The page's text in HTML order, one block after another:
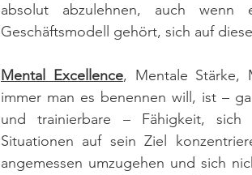
absolut abzulehnen, auch wenn
Geschäftsmodell gehört, sich auf
Mental Excellence, Mentale Stärke,
immer man es benennen will, ist –
und trainierbare – Fähigkeit, sich
Situationen auf sein Ziel
angemessen umzugehen und sich